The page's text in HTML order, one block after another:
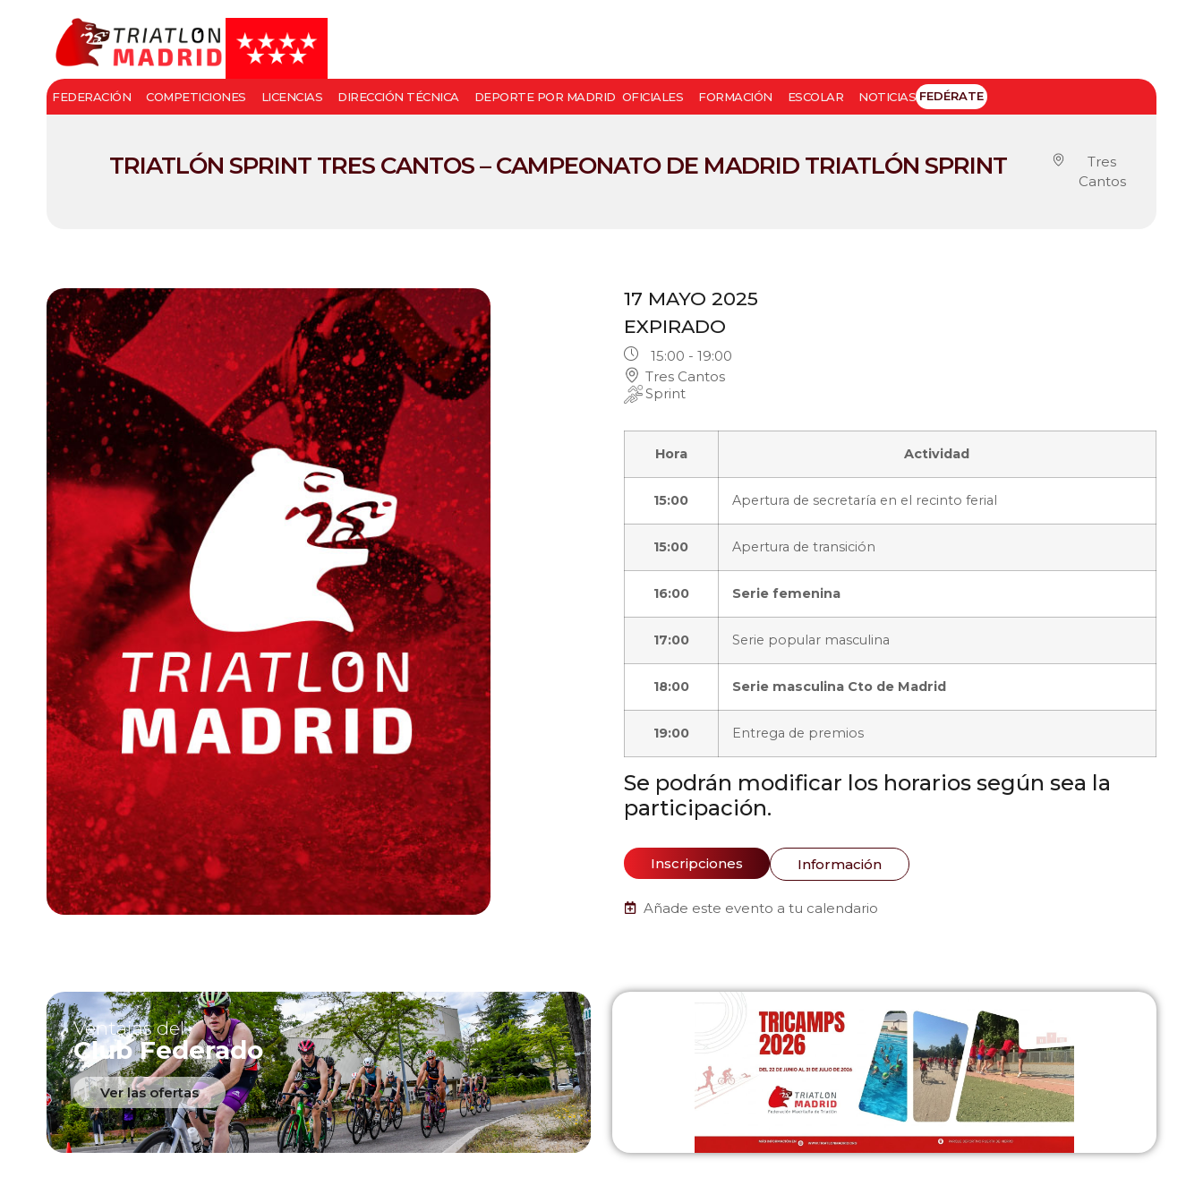
FEDERACIÓN COMPETICIONES LICENCIAS DIRECCIÓN TÉCNICA DEPORTE POR MADRID OFICIALES FORMACIÓN ESCOLAR NOTICIAS FEDÉRATE
TRIATLÓN SPRINT TRES CANTOS – CAMPEONATO DE MADRID TRIATLÓN SPRINT
Tres
Cantos
17 MAYO 2025
EXPIRADO
15:00 - 19:00
Tres Cantos
Sprint
Hora Actividad
15:00 Apertura de secretaría en el recinto ferial
15:00 Apertura de transición
16:00 Serie femenina
17:00 Serie popular masculina
18:00 Serie masculina Cto de Madrid
19:00 Entrega de premios
Se podrán modificar los horarios según sea la
participación.
Inscripciones Información
Añade este evento a tu calendario
Ventajas del
Club Federado
Ver las ofertas